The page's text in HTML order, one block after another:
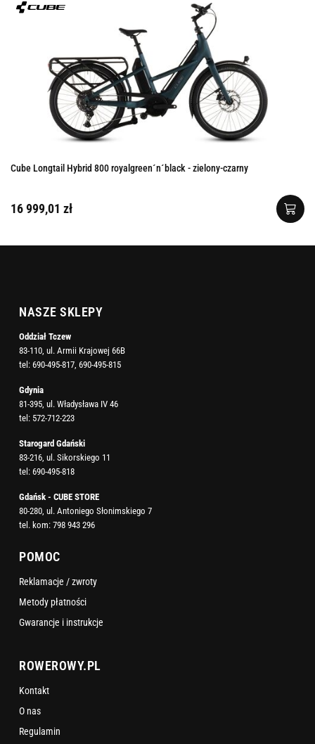
Cube Longtail Hybrid 800 royalgreen´n´black - zielony-czarny
16 999,01 zł
NASZE SKLEPY
Oddział Tczew
83-110, ul. Armii Krajowej 66B
tel: 690-495-817, 690-495-815
Gdynia
81-395, ul. Władysława IV 46
tel: 572-712-223
Starogard Gdański
83-216, ul. Sikorskiego 11
tel: 690-495-818
Gdańsk - CUBE STORE
80-280, ul. Antoniego Słonimskiego 7
tel. kom: 798 943 296
POMOC
Reklamacje / zwroty
Metody płatności
Gwarancje i instrukcje
ROWEROWY.PL
Kontakt
O nas
Regulamin